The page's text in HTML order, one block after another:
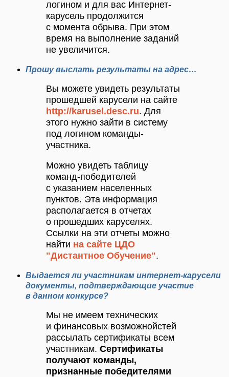
логином и для вас Интернет-
карусель продолжится
с момента обрыва. При этом
время на выполнение заданий
не увеличится.
Прошу выслать результаты на адрес…
Вы можете увидеть результаты
прошедшей карусели на сайте
http://karusel.desc.ru. Для
этого нужно зайти в систему
под логином команды-
участника.
Можно увидеть таблицу
команд-победителей
с указанием населенных
пунктов. Эта информация
располагается в отчетах
о прошедших каруселях.
Ссылки на эти отчеты можно
найти на сайте ЦДО
"Дистантное Обучение".
Выдается ли участникам интернет-карусели
документы, подтверждающие участие
в данном конкурсе?
Мы не имеем технических
и финансовых возможнойстей
рассылать сертификаты всем
участникам. Сертификаты
получают команды,
признанные победителями